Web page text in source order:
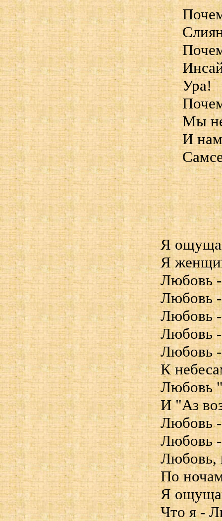
Ура!
Мы
И
Я
Я
Любовь -
Любовь -
Любовь
Любовь -
Любовь -
К
Любовь
И "Аз
Любовь -
Любовь -
Любовь,
По
Я
Что я -